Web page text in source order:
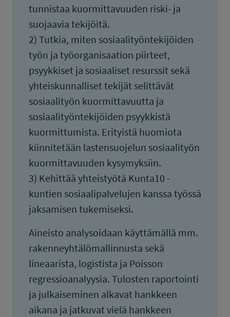
tunnistaa kuormittavuuden riski- ja
suojaavia tekijöitä.
2) Tutkia, miten sosiaalityöntekijöiden
työn ja työorganisaation piirteet,
psyykkiset ja sosiaaliset resurssit sekä
yhteiskunnalliset tekijät selittävät
sosiaalityön kuormittavuutta ja
sosiaalityöntekijöiden psyykkistä
kuormittumista. Erityistä huomiota
kiinnitetään lastensuojelun sosiaalityön
kuormittavuuden kysymyksiin.
3) Kehittää yhteistyötä Kunta10 -
kuntien sosiaalipalvelujen kanssa työssä
jaksamisen tukemiseksi.
Aineisto analysoidaan käyttämällä mm.
rakenneyhtälömallinnusta sekä
lineaarista, logistista ja Poisson
regressioanalyysia. Tulosten raportointi
ja julkaiseminen alkavat hankkeen
aikana ja jatkuvat vielä hankkeen